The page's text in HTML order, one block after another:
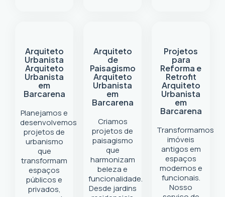
Arquiteto
Urbanista
Arquiteto
Urbanista
em
Barcarena
Planejamos e
desenvolvemos
projetos de
urbanismo
que
transformam
espaços
públicos e
privados,
Arquiteto
de
Paisagismo
Arquiteto
Urbanista
em
Barcarena
Criamos
projetos de
paisagismo
que
harmonizam
beleza e
funcionalidade.
Desde jardins
Projetos
para
Reforma e
Retrofit
Arquiteto
Urbanista
em
Barcarena
Transformamos
imóveis
antigos em
espaços
modernos e
funcionais.
Nosso